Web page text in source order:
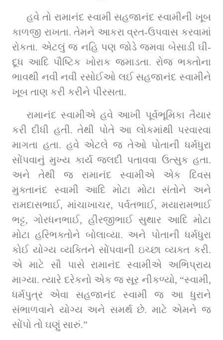
હવે તો રામાનંદ સ્વામી સહજાનંદ સ્વામીની ખૂબ
કાળજી રાખતા. તેમને આકરા વ્રત-ઉપવાસ કરવામાં
રોકતા. એટલું જ નહિ પણ જોડે જમવા બેસાડી ઘી-
દૂધ આદિ પૌષ્ટિક ખોરાક જમાડતા. રોજ ભક્તોના
ભાવથી નવી નવી રસોઈઓ લઈ સહજાનંદ સ્વામીને
ખૂબ તાણ કરી કરીને પીરસતા.
રામાનંદ સ્વામીએ હવે આખી પૂર્વભૂમિકા તૈયાર
કરી દીધી હતી. તેથી પોતે આ લોકમાંથી પરવારવા
માગતા હતા. હવે એટલે જ તેઓ પોતાની ધર્મધુરા
સોંપવાનું મુખ્ય કાર્ય જલદી પતાવવા ઉત્સુક હતા.
અને તેથી જ રામાનંદ સ્વામીએ એક દિવસ
મુક્તાનંદ સ્વામી આદિ મોટા મોટા સંતોને અને
રામદાસભાઈ, માંચાખાચર, પર્વતભાઈ, મયારામભાઈ
ભટ્ટ, ગોરધનભાઈ, હીરજીભાઈ સુથાર આદિ મોટા
મોટા હરિભક્તોને બોલાવ્યા. અને પોતાની ધર્મધુરા
કોઈ યોગ્ય વ્યક્તિને સોંપવાની ઇચ્છા વ્યક્ત કરી.
એ માટે સૌ પાસે રામાનંદ સ્વામીએ અભિપ્રાય
માગ્યા. ત્યારે દરેકનો એક જ સૂર નીકળ્યો, “સ્વામી,
ધર્મપુત્ર એવા સહજાનંદ સ્વામી જ આ ધુરાને
સંભાળવાને યોગ્ય અને સમર્થ છે. માટે એમને જ
સોંપો તો ઘણું સારું.”